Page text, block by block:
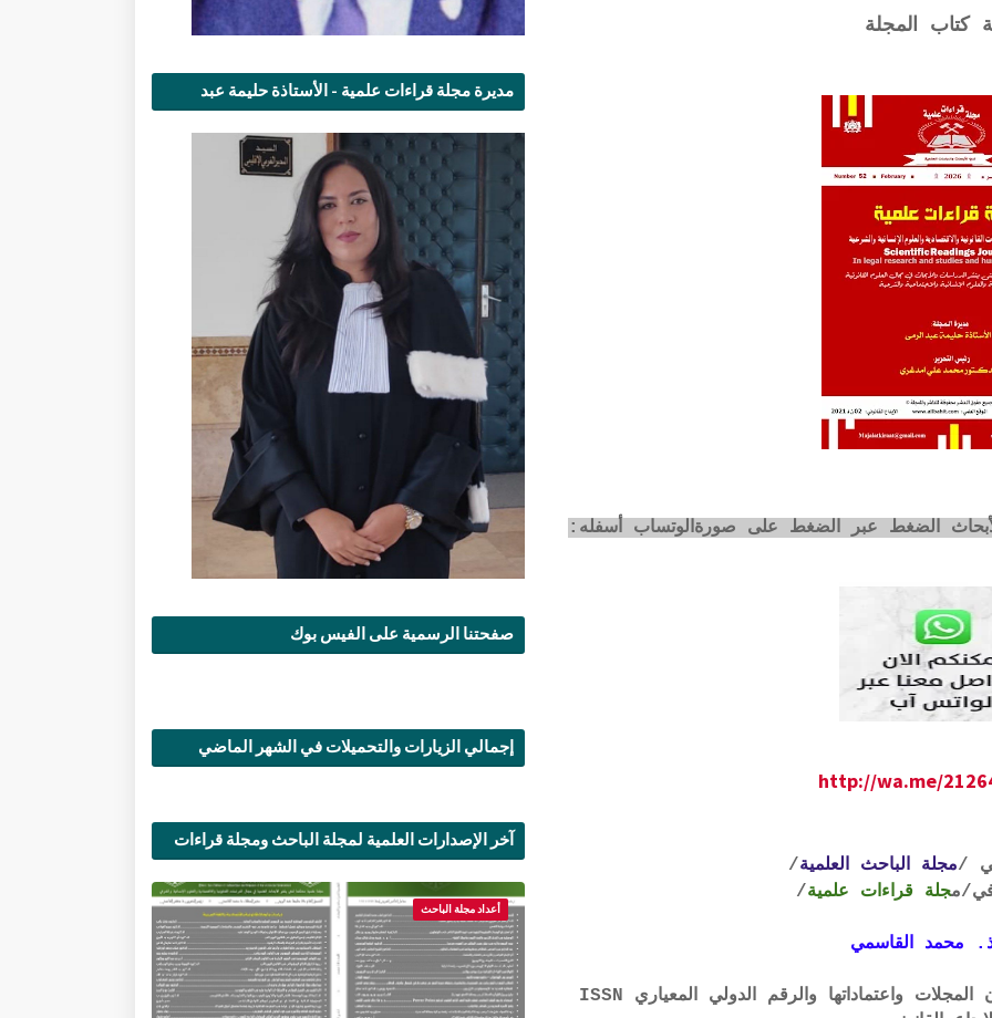
كتاب المجلة
الضغط عبر الضغط على صورةالوتساب أسفله:
http://wa.me/
/مجلة الباحث العلمية/
/مجلة قراءات علمية/
محمد القاسمي
لتحميل لائحة الشروط والتعرف على لجان المجلات واعتماداتها والرقم الدولي المعياري ISSN
مديرة مجلة قراءات علمية - الأستاذة حليمة عبد
صفحتنا الرسمية على الفيس بوك
إجمالي الزيارات والتحميلات في الشهر الماضي
آخر الإصدارات العلمية لمجلة الباحث ومجلة قراءات
أعداد مجلة الباحث